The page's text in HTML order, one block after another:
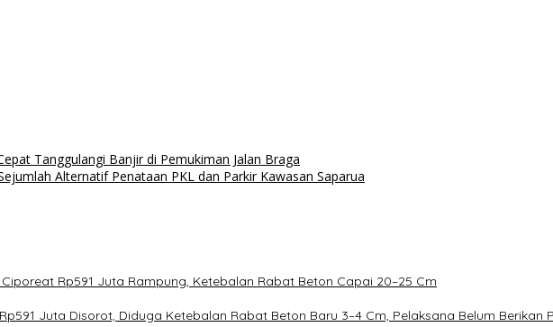
Tanggulangi Banjir di Pemukiman Jalan Braga
Alternatif Penataan PKL dan Parkir Kawasan Saparua
Rp591 Juta Rampung, Ketebalan Rabat Beton Capai 20–25 Cm
Juta Disorot, Diduga Ketebalan Rabat Beton Baru 3–4 Cm, Pelaksana Belum Berikan